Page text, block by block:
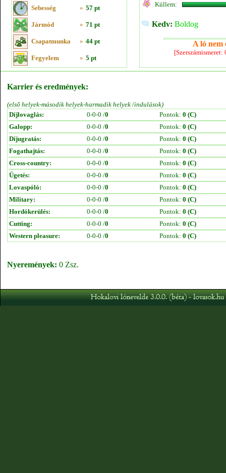
Sebesség » 57 pt
Jármód » 71 pt
Csapatmunka » 44 pt
Fegyelem » 5 pt
Küllem:
Kedv: Boldog
A ló nem
Karrier és eredmények:
(első helyek-második helyek-harmadik helyek /indulások)
Díjlovaglás:
0-0-0 /0 Pontok: 0 (C)
Galopp:
0-0-0 /0 Pontok: 0 (C)
Díjugratás:
0-0-0 /0 Pontok: 0 (C)
Fogathajtás:
0-0-0 /0 Pontok: 0 (C)
Cross-country:
0-0-0 /0 Pontok: 0 (C)
Ügetés:
0-0-0 /0 Pontok: 0 (C)
Lovaspóló:
0-0-0 /0 Pontok: 0 (C)
Military:
0-0-0 /0 Pontok: 0 (C)
Hordókerülés:
0-0-0 /0 Pontok: 0 (C)
Cutting:
0-0-0 /0 Pontok: 0 (C)
Western pleasure:
0-0-0 /0 Pontok: 0 (C)
Nyeremények: 0 Zsz.